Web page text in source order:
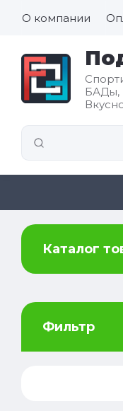
О компании
БАДы,
Каталог
Фильтр
Все для
здорового
питания